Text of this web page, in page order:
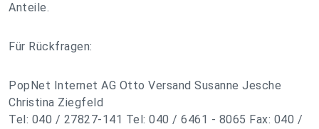
Anteile.
Für Rückfragen:
PopNet Internet AG Otto Versand Susanne Jesche
Christina Ziegfeld
Tel: 040 / 27827-141 Tel: 040 / 6461 - 8065 Fax: 040 /